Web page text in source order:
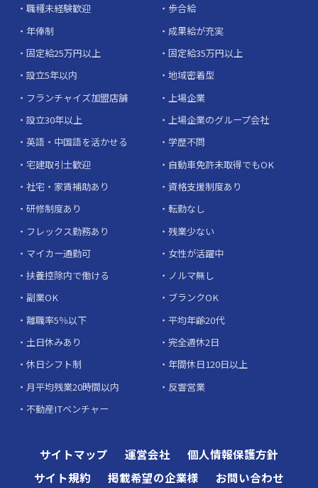
職種未経験歓迎
歩合給
年俸制
成果給が充実
固定給25万円以上
固定給35万円以上
設立5年以内
地域密着型
フランチャイズ加盟店舗
上場企業
設立30年以上
上場企業のグループ会社
英語・中国語を活かせる
学歴不問
宅建取引士歓迎
自動車免許未取得でもOK
社宅・家賃補助あり
資格支援制度あり
研修制度あり
転勤なし
フレックス勤務あり
残業少ない
マイカー通勤可
女性が活躍中
扶養控除内で働ける
ノルマ無し
副業OK
ブランクOK
離職率5％以下
平均年齢20代
土日休みあり
完全週休2日
休日シフト制
年間休日120日以上
月平均残業20時間以内
反響営業
不動産ITベンチャー
サイトマップ 運営会社
個人情報保護方針
サイト規約
掲載希望の企業様 お問い合わせ